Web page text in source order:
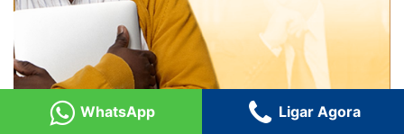
WhatsApp Ligar Agora